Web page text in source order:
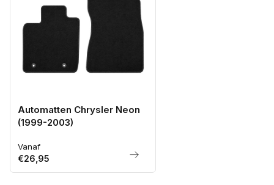
Automatten Chrysler Neon
(1999-2003)
Normale
prijs
Vanaf
€26,95